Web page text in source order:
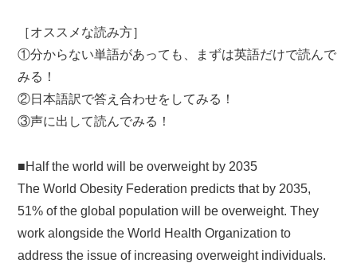
［オススメな読み方］
①分からない単語があっても、まずは英語だけで読んで
みる！
②日本語訳で答え合わせをしてみる！
③声に出して読んでみる！
■Half the world will be overweight by 2035
The World Obesity Federation predicts that by 2035,
51% of the global population will be overweight. They
work alongside the World Health Organization to
address the issue of increasing overweight individuals.